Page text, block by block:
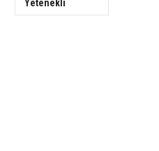
Yetenekli